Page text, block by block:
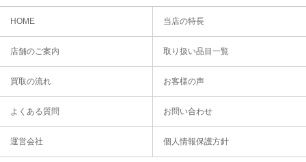
HOME 当店の特長
店舗のご案内 取り扱い品目一覧
買取の流れ お客様の声
よくある質問 お問い合わせ
運営会社 個人情報保護方針